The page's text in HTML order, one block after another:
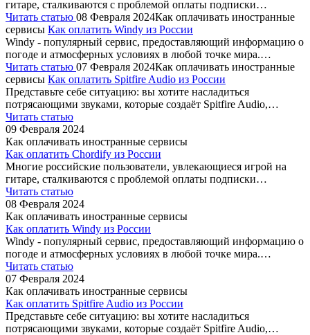
гитаре, сталкиваются с проблемой оплаты подписки…
Читать статью 08 Февраля 2024Как оплачивать иностранные
сервисы Как оплатить Windy из России
Windy - популярный сервис, предоставляющий информацию о
погоде и атмосферных условиях в любой точке мира.…
Читать статью 07 Февраля 2024Как оплачивать иностранные
сервисы Как оплатить Spitfire Audio из России
Представьте себе ситуацию: вы хотите насладиться
потрясающими звуками, которые создаёт Spitfire Audio,…
Читать статью
09 Февраля 2024
Как оплачивать иностранные сервисы
Как оплатить Chordify из России
Многие российские пользователи, увлекающиеся игрой на
гитаре, сталкиваются с проблемой оплаты подписки…
Читать статью
08 Февраля 2024
Как оплачивать иностранные сервисы
Как оплатить Windy из России
Windy - популярный сервис, предоставляющий информацию о
погоде и атмосферных условиях в любой точке мира.…
Читать статью
07 Февраля 2024
Как оплачивать иностранные сервисы
Как оплатить Spitfire Audio из России
Представьте себе ситуацию: вы хотите насладиться
потрясающими звуками, которые создаёт Spitfire Audio,…